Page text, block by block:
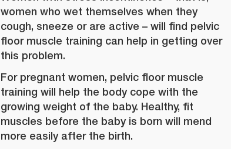
women who wet themselves when they
cough, sneeze or are active – will find pelvic
floor muscle training can help in getting over
this problem.
For pregnant women, pelvic floor muscle
training will help the body cope with the
growing weight of the baby. Healthy, fit
muscles before the baby is born will mend
more easily after the birth.